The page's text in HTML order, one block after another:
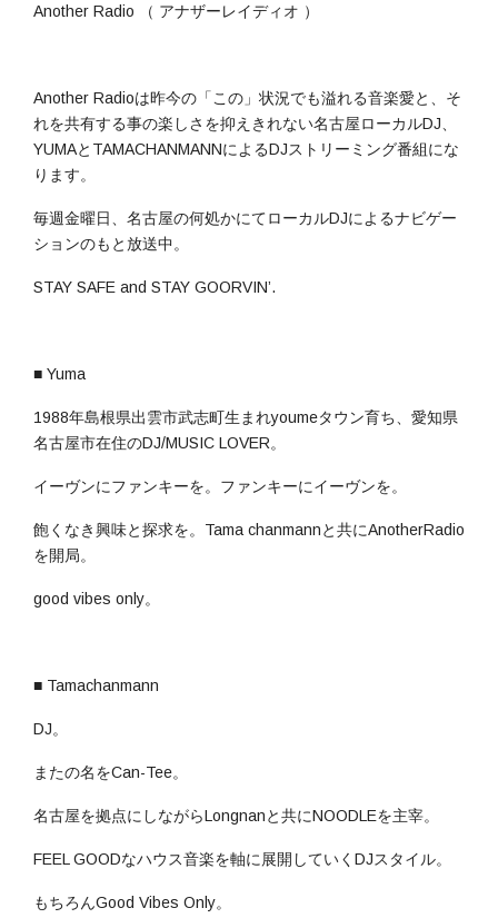
Another Radio （ アナザーレイディオ ）
Another Radioは昨今の「この」状況でも溢れる音楽愛と、そ
れを共有する事の楽しさを抑えきれない名古屋ローカルDJ、
YUMAとTAMACHANMANNによるDJストリーミング番組にな
ります。
毎週金曜日、名古屋の何処かにてローカルDJによるナビゲー
ションのもと放送中。
STAY SAFE and STAY GOORVIN’.
■ Yuma
1988年島根県出雲市武志町生まれyoumeタウン育ち、愛知県
名古屋市在住のDJ/MUSIC LOVER。
イーヴンにファンキーを。ファンキーにイーヴンを。
飽くなき興味と探求を。Tama chanmannと共にAnotherRadio
を開局。
good vibes only︎。
■ Tamachanmann
DJ。
またの名をCan-Tee。
名古屋を拠点にしながらLongnanと共にNOODLEを主宰。
FEEL GOODなハウス音楽を軸に展開していくDJスタイル。
もちろんGood Vibes Only。